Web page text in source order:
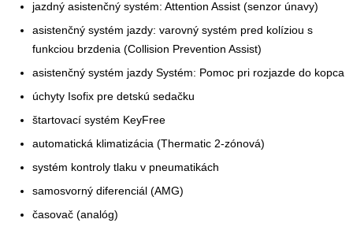
jazdný asistenčný systém: Attention Assist (senzor únavy)
asistenčný systém jazdy: varovný systém pred kolíziou s
funkciou brzdenia (Collision Prevention Assist)
asistenčný systém jazdy Systém: Pomoc pri rozjazde do kopca
úchyty Isofix pre detskú sedačku
štartovací systém KeyFree
automatická klimatizácia (Thermatic 2-zónová)
systém kontroly tlaku v pneumatikách
samosvorný diferenciál (AMG)
časovač (analóg)